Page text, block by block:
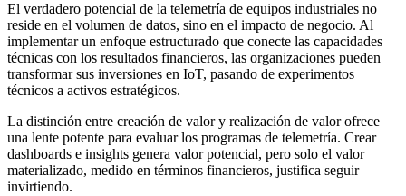
El verdadero potencial de la telemetría de equipos industriales no
reside en el volumen de datos, sino en el impacto de negocio. Al
implementar un enfoque estructurado que conecte las capacidades
técnicas con los resultados financieros, las organizaciones pueden
transformar sus inversiones en IoT, pasando de experimentos
técnicos a activos estratégicos.
La distinción entre creación de valor y realización de valor ofrece
una lente potente para evaluar los programas de telemetría. Crear
dashboards e insights genera valor potencial, pero solo el valor
materializado, medido en términos financieros, justifica seguir
invirtiendo.